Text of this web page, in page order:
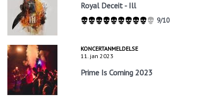
Royal Deceit - Ill
9/10
KONCERTANMELDELSE
11. jan 2023
Prime Is Coming 2023